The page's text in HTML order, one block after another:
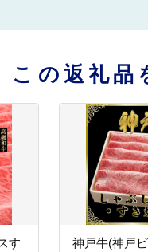
この返礼品
す
神戸牛(神戸